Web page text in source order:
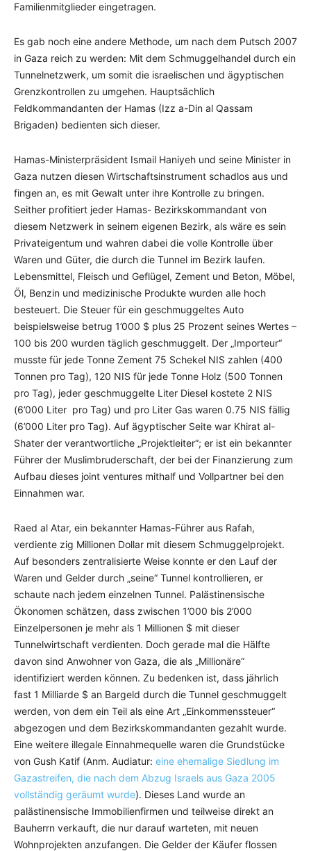
Familienmitglieder eingetragen.
Es gab noch eine andere Methode, um nach dem Putsch 2007
in Gaza reich zu werden: Mit dem Schmuggelhandel durch ein
Tunnelnetzwerk, um somit die israelischen und ägyptischen
Grenzkontrollen zu umgehen. Hauptsächlich
Feldkommandanten der Hamas (Izz a-Din al Qassam
Brigaden) bedienten sich dieser.
Hamas-Ministerpräsident Ismail Haniyeh und seine Minister in
Gaza nutzen diesen Wirtschaftsinstrument schadlos aus und
fingen an, es mit Gewalt unter ihre Kontrolle zu bringen.
Seither profitiert jeder Hamas- Bezirkskommandant von
diesem Netzwerk in seinem eigenen Bezirk, als wäre es sein
Privateigentum und wahren dabei die volle Kontrolle über
Waren und Güter, die durch die Tunnel im Bezirk laufen.
Lebensmittel, Fleisch und Geflügel, Zement und Beton, Möbel,
Öl, Benzin und medizinische Produkte wurden alle hoch
besteuert. Die Steuer für ein geschmuggeltes Auto
beispielsweise betrug 1’000 $ plus 25 Prozent seines Wertes –
100 bis 200 wurden täglich geschmuggelt. Der „Importeur“
musste für jede Tonne Zement 75 Schekel NIS zahlen (400
Tonnen pro Tag), 120 NIS für jede Tonne Holz (500 Tonnen
pro Tag), jeder geschmuggelte Liter Diesel kostete 2 NIS
(6’000 Liter pro Tag) und pro Liter Gas waren 0.75 NIS fällig
(6’000 Liter pro Tag). Auf ägyptischer Seite war Khirat al-
Shater der verantwortliche „Projektleiter“; er ist ein bekannter
Führer der Muslimbruderschaft, der bei der Finanzierung zum
Aufbau dieses joint ventures mithalf und Vollpartner bei den
Einnahmen war.
Raed al Atar, ein bekannter Hamas-Führer aus Rafah,
verdiente zig Millionen Dollar mit diesem Schmuggelprojekt.
Auf besonders zentralisierte Weise konnte er den Lauf der
Waren und Gelder durch „seine“ Tunnel kontrollieren, er
schaute nach jedem einzelnen Tunnel. Palästinensische
Ökonomen schätzen, dass zwischen 1’000 bis 2’000
Einzelpersonen je mehr als 1 Millionen $ mit dieser
Tunnelwirtschaft verdienten. Doch gerade mal die Hälfte
davon sind Anwohner von Gaza, die als „Millionäre“
identifiziert werden können. Zu bedenken ist, dass jährlich
fast 1 Milliarde $ an Bargeld durch die Tunnel geschmuggelt
werden, von dem ein Teil als eine Art „Einkommenssteuer“
abgezogen und dem Bezirkskommandanten gezahlt wurde.
Eine weitere illegale Einnahmequelle waren die Grundstücke
von Gush Katif (Anm. Audiatur: eine ehemalige Siedlung im
Gazastreifen, die nach dem Abzug Israels aus Gaza 2005
vollständig geräumt wurde). Dieses Land wurde an
palästinensische Immobilienfirmen und teilweise direkt an
Bauherrn verkauft, die nur darauf warteten, mit neuen
Wohnprojekten anzufangen. Die Gelder der Käufer flossen